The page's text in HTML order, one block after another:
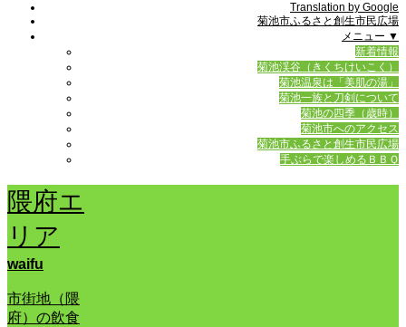
Translation by Google
菊池市ふるさと創生市民広場
メニュー ▼
新着情報
菊池渓谷（きくちけいこく）
菊池温泉は「美肌の湯」
菊池一族と刀剣について
菊池の四季（歳時）
菊池市へのアクセス
菊池市ふるさと創生市民広場
手ぶらで楽しめるＢＢＱ
隈府エ
リア
waifu
市街地（隈
府）の飲食